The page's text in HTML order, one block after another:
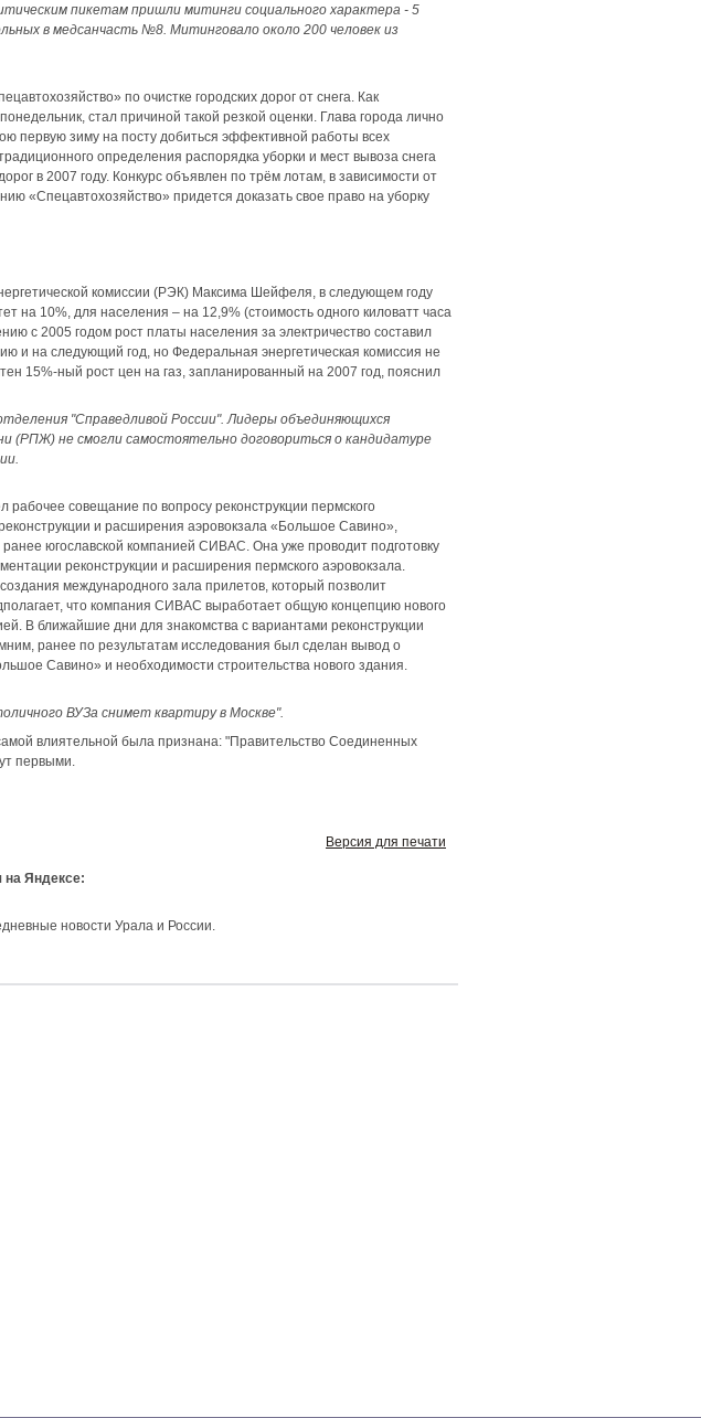
пикетам пришли митинги социального характера - 5
в медсанчасть №8. Митинговало около 200 человек из
по очистке городских дорог от снега. Как
стал причиной такой резкой оценки. Глава города лично
первую зиму на посту добиться эффективной работы всех
определения распорядка уборки и мест вывоза снега
в 2007 году. Конкурс объявлен по трём лотам, в зависимости от
«Спецавтохозяйство» придется доказать свое право на уборку
комиссии (РЭК) Максима Шейфеля, в следующем году
10%, для населения – на 12,9% (стоимость одного киловатт часа
с 2005 годом рост платы населения за электричество составил
на следующий год, но Федеральная энергетическая комиссия не
15%-ный рост цен на газ, запланированный на 2007 год, пояснил
"Справедливой России". Лидеры объединяющихся
(РПЖ) не смогли самостоятельно договориться о кандидатуре
рабочее совещание по вопросу реконструкции пермского
и расширения аэровокзала «Большое Савино»,
югославской компанией СИВАС. Она уже проводит подготовку
реконструкции и расширения пермского аэровокзала.
международного зала прилетов, который позволит
что компания СИВАС выработает общую концепцию нового
В ближайшие дни для знакомства с вариантами реконструкции
ранее по результатам исследования был сделан вывод о
Савино» и необходимости строительства нового здания.
ВУЗа снимет квартиру в Москве".
влиятельной была признана: "Правительство Соединенных
первыми.
Версия для печати
на Яндексе:
новости Урала и России.